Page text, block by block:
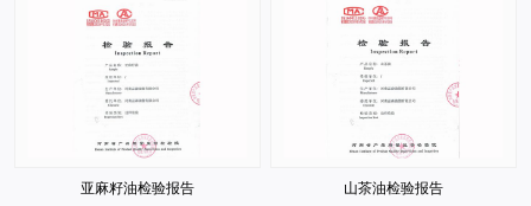
亚麻籽油检验报告 山茶油检验报告